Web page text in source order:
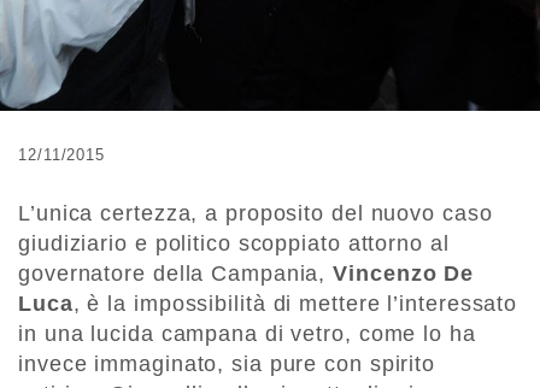
12/11/2015
L’unica certezza, a proposito del nuovo caso
giudiziario e politico scoppiato attorno al
governatore della Campania,Vincenzo De
Luca, è la impossibilità di mettere l’interessato
in una lucida campana di vetro, come lo ha
invece immaginato, sia pure con spirito